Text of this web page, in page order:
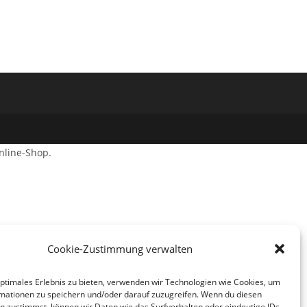
Cookie-Zustimmung verwalten
Erlebnis zu bieten, verwenden wir Technologien wie Cookies, um
zu speichern und/oder darauf zuzugreifen. Wenn du diesen
Shop.